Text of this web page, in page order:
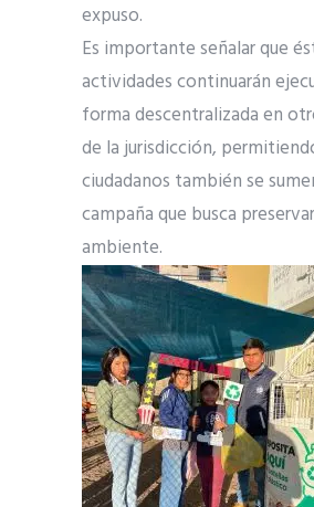
expuso.
Es importante señalar que
actividades continuarán
forma descentralizada en
de la jurisdicción,
ciudadanos también se
campaña que busca
ambiente.